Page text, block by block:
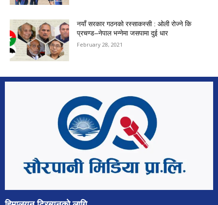
नयाँ सरकार गठनको रस्साकस्सी : ओली रोज्ने कि
प्रचण्ड–नेपाल भन्नेमा जसपामा दुई धार
February 28, 2021